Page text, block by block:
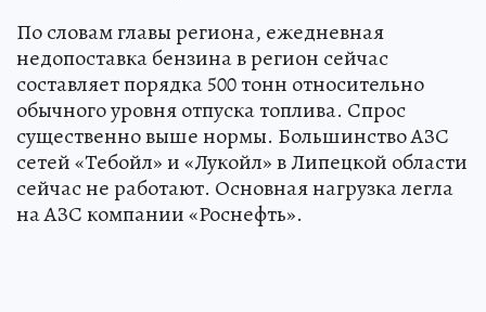
По словам главы региона, ежедневная
недопоставка бензина в регион сейчас
составляет порядка 500 тонн относительно
обычного уровня отпуска топлива. Спрос
существенно выше нормы. Большинство АЗС
сетей «Тебойл» и «Лукойл» в Липецкой области
сейчас не работают. Основная нагрузка легла
на АЗС компании «Роснефть».